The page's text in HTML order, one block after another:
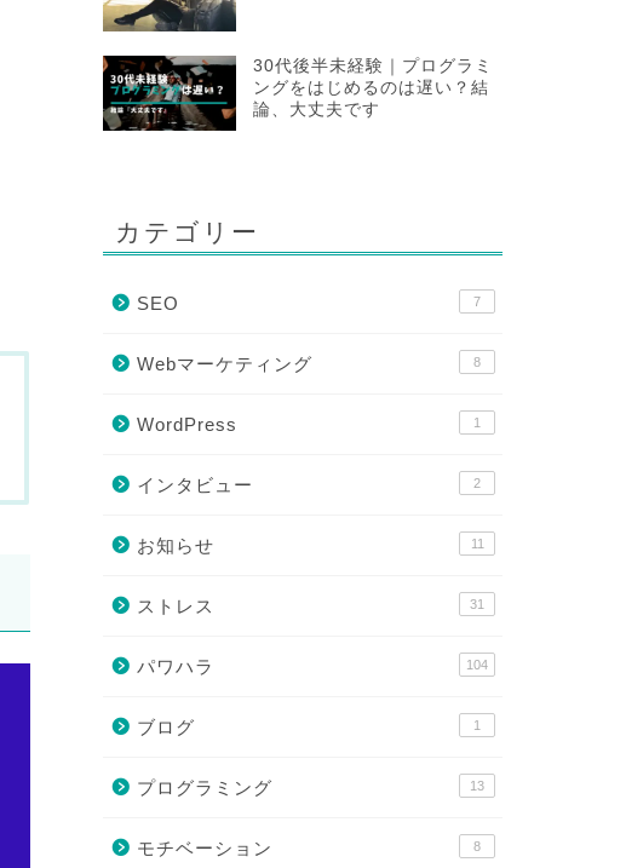
30代後半未経験｜プログラミ
ングをはじめるのは遅い？結
論、大丈夫です
カテゴリー
SEO 7
Webマーケティング 8
WordPress 1
インタビュー 2
お知らせ 11
ストレス 31
パワハラ 104
ブログ 1
プログラミング 13
モチベーション 8